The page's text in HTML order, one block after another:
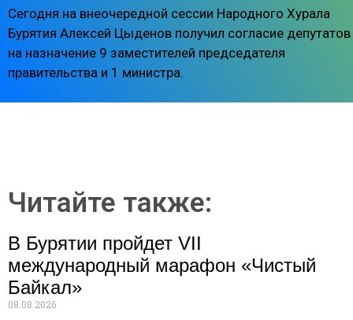
Сегодня на внеочередной сессии Народного Хурала
Бурятия Алексей Цыденов получил согласие депутатов
на назначение 9 заместителей председателя
правительства и 1 министра.
Читайте также:
В Бурятии пройдет VII
международный марафон «Чистый
Байкал»
08.08.2026